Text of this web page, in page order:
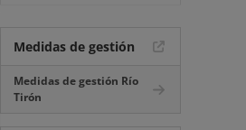
Medidas de gestión
Medidas de gestión Río
Tirón